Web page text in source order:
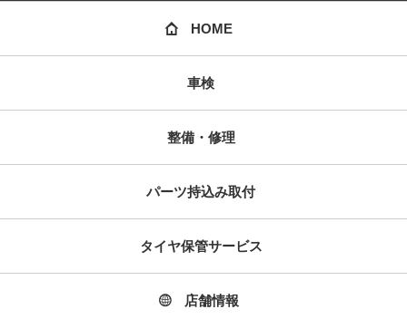
HOME
車検
整備・修理
パーツ持込み取付
タイヤ保管サービス
店舗情報